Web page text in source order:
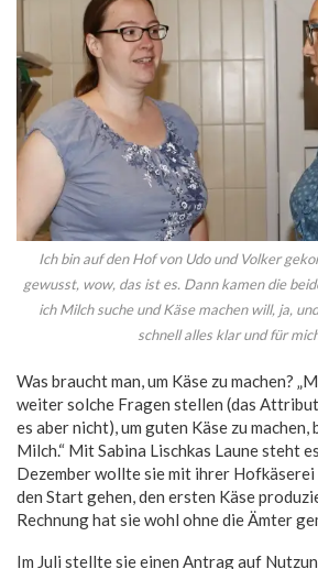
Ich bin auf den Hof von Udo und Volker
gewusst, wow, das ist es. Dann kamen die
ich Milch suche und Käse machen will, ja,
schnell alles klar und für
Was braucht man, um Käse zu machen?
weiter solche Fragen stellen (das
es aber nicht), um guten Käse zu
Milch.“ Mit Sabina Lischkas Laune steht
Dezember wollte sie mit ihrer Hofkäserei
den Start gehen, den ersten Käse
Rechnung hat sie wohl ohne die Ämter
Im Juli stellte sie einen Antrag auf